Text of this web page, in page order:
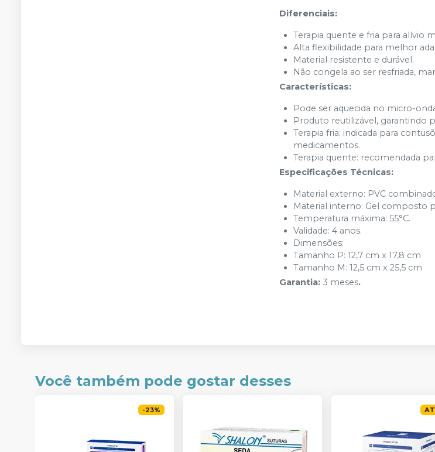
Diferenciais:
Terapia quente e fria para alívio
Alta flexibilidade para melhor
Material resistente e durável.
Não congela ao ser resfriada,
Características:
Pode ser aquecida no micro-
Produto reutilizável, garantindo
Terapia fria: indicada para
medicamentos.
Terapia quente: recomendada
Especificações Técnicas:
Material externo: PVC
Material interno: Gel composto
Temperatura máxima: 55°C.
Validade: 4 anos.
Dimensões:
Tamanho P: 12,7 cm x 17,8 cm
Tamanho M: 12,5 cm x 25,5 cm
Garantia:3 meses.
Você também pode gostar desses
-23%